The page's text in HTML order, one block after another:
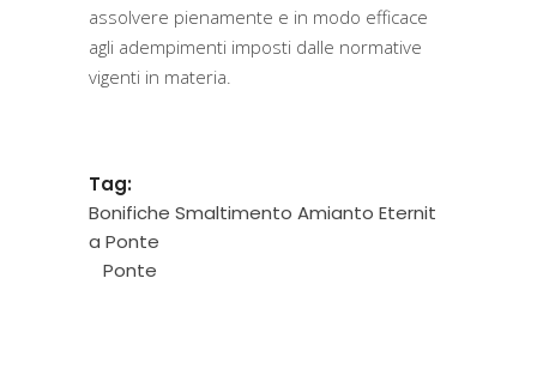
assolvere pienamente e in modo efficace
agli adempimenti imposti dalle normative
vigenti in materia.
Tag:
Bonifiche Smaltimento Amianto Eternit
a Ponte
Ponte